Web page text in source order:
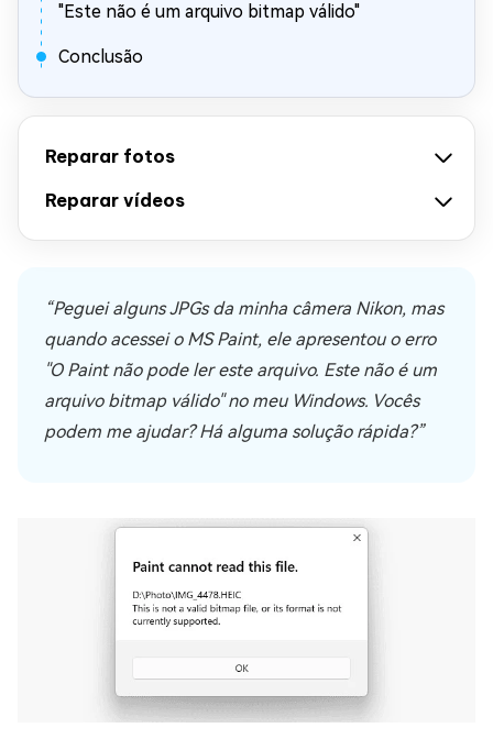
"Este não é um arquivo bitmap válido"
Conclusão
Reparar fotos
Reparar vídeos
“Peguei alguns JPGs da minha câmera Nikon, mas
quando acessei o MS Paint, ele apresentou o erro
"O Paint não pode ler este arquivo. Este não é um
arquivo bitmap válido" no meu Windows. Vocês
podem me ajudar? Há alguma solução rápida?”